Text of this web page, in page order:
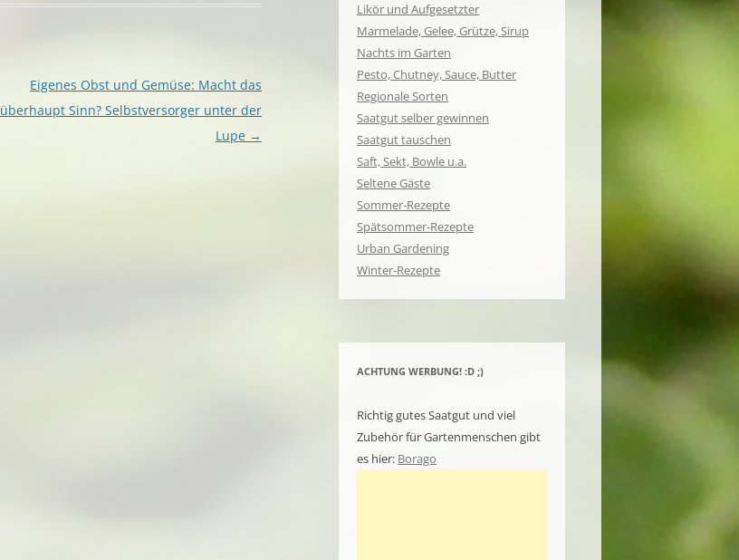
Eigenes Obst und Gemüse: Macht das
überhaupt Sinn? Selbstversorger unter der
Lupe →
Likör und Aufgesetzter
Marmelade, Gelee, Grütze, Sirup
Nachts im Garten
Pesto, Chutney, Sauce, Butter
Regionale Sorten
Saatgut selber gewinnen
Saatgut tauschen
Saft, Sekt, Bowle u.a.
Seltene Gäste
Sommer-Rezepte
Spätsommer-Rezepte
Urban Gardening
Winter-Rezepte
ACHTUNG WERBUNG! :D ;)
Richtig gutes Saatgut und viel
Zubehör für Gartenmenschen gibt
es hier: Borago